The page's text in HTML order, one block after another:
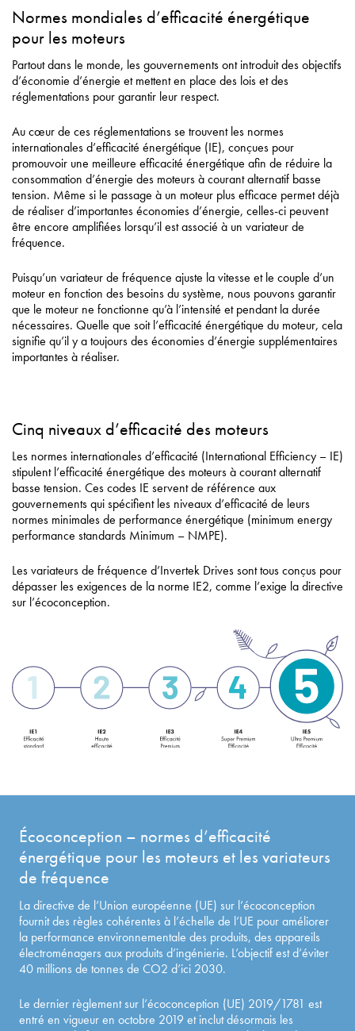
Normes mondiales d’efficacité énergétique
pour les moteurs
Partout dans le monde, les gouvernements ont introduit des objectifs
d’économie d’énergie et mettent en place des lois et des
réglementations pour garantir leur respect.
Au cœur de ces réglementations se trouvent les normes
internationales d’efficacité énergétique (IE), conçues pour
promouvoir une meilleure efficacité énergétique afin de réduire la
consommation d’énergie des moteurs à courant alternatif basse
tension. Même si le passage à un moteur plus efficace permet déjà
de réaliser d’importantes économies d’énergie, celles-ci peuvent
être encore amplifiées lorsqu’il est associé à un variateur de
fréquence.
Puisqu’un variateur de fréquence ajuste la vitesse et le couple d’un
moteur en fonction des besoins du système, nous pouvons garantir
que le moteur ne fonctionne qu’à l’intensité et pendant la durée
nécessaires. Quelle que soit l’efficacité énergétique du moteur, cela
signifie qu’il y a toujours des économies d’énergie supplémentaires
importantes à réaliser.
Cinq niveaux d’efficacité des moteurs
Les normes internationales d’efficacité (International Efficiency – IE)
stipulent l’efficacité énergétique des moteurs à courant alternatif
basse tension. Ces codes IE servent de référence aux
gouvernements qui spécifient les niveaux d’efficacité de leurs
normes minimales de performance énergétique (minimum energy
performance standards Minimum – NMPE).
Les variateurs de fréquence d’Invertek Drives sont tous conçus pour
dépasser les exigences de la norme IE2, comme l’exige la directive
sur l’écoconception.
Écoconception – normes d’efficacité
énergétique pour les moteurs et les variateurs
de fréquence
La directive de l’Union européenne (UE) sur l’écoconception
fournit des règles cohérentes à l’échelle de l’UE pour améliorer
la performance environnementale des produits, des appareils
électroménagers aux produits d’ingénierie. L’objectif est d’éviter
40 millions de tonnes de CO2 d’ici 2030.
Le dernier règlement sur l’écoconception (UE) 2019/1781 est
entré en vigueur en octobre 2019 et inclut désormais les